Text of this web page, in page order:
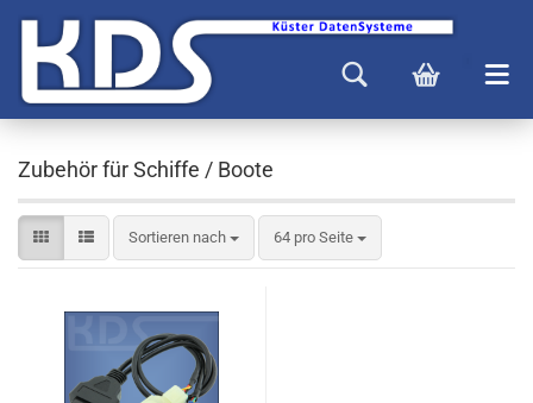
Zubehör für Schiffe / Boote
Sortieren nach 64 pro Seite